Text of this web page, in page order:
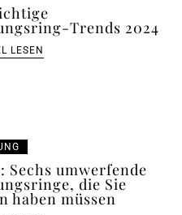
Trends 2024
LESEN
Sechs umwerfende
die Sie
haben müssen